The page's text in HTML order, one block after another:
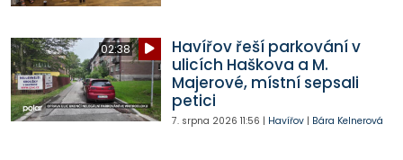
02:38
Havířov řeší parkování v
ulicích Haškova a M.
Majerové, místní sepsali
petici
7. srpna 2026 11:56 | Havířov| Bára Kelnerová